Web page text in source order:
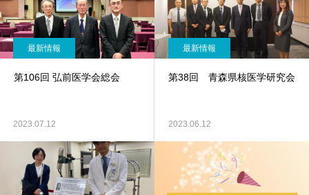
最新情報
第106回 弘前医学会総会
2023.07.12
最新情報
第38回 青森県核医学研究会
2023.06.12